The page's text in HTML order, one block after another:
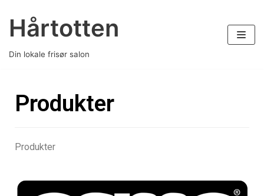
Spring
til
Hårtotten
Din lokale frisør salon
Produkter
Produkter